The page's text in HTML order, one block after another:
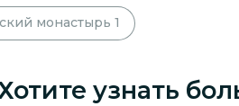
монастырь 1
узнать